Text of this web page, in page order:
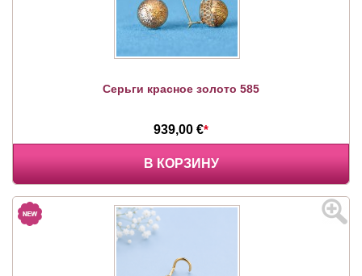
Серьги красное золото 585
939,00 €*
В КОРЗИНУ